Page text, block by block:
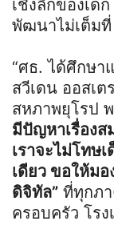
เชิงลึกของเด็
พัฒนาไม่เต็มที่
“ศธ. ได้ศึกษา
สวีเดน ออสเต
สหภาพยุโรป
มีปัญหาเรื่องส
เราจะไม่โทษ
เดียว ขอให้ม
ดิจิทัล” ที่ทุกภ
ครอบครัว โร